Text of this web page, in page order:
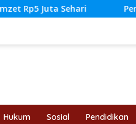
Pemkab Tebo Perkuat
Hukum Sosial Pendidikan